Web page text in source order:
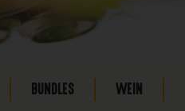
BUNDLES WEIN